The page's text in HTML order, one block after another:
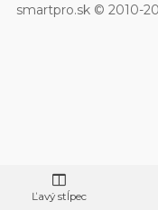
smartpro.sk © 2010-
Ľavý stĺpec